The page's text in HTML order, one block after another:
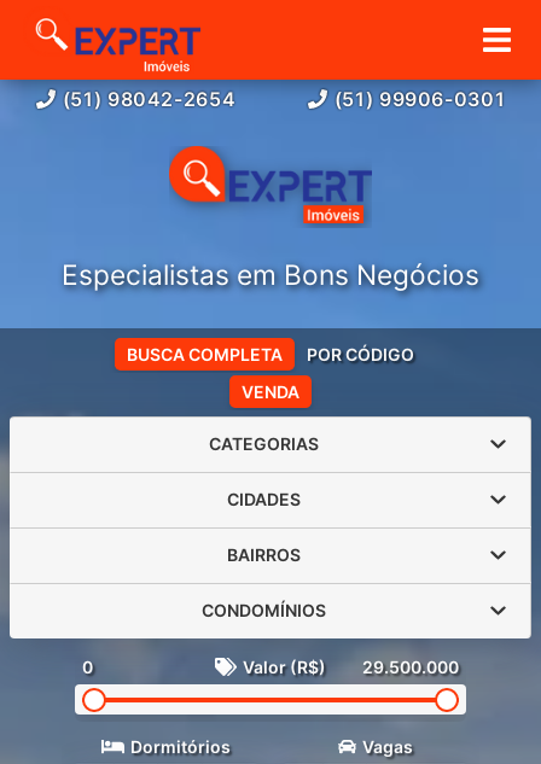
(51) 98042-2654 (51) 99906-0301
Especialistas em Bons Negócios
VENDA
BUSCA COMPLETA POR CÓDIGO
CATEGORIAS
CIDADES
BAIRROS
CONDOMÍNIOS
0 Valor (R$) 29.500.000
Dormitórios Vagas